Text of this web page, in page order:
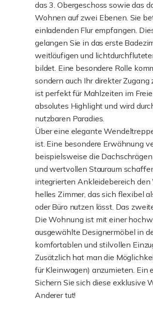
das 3. Obergeschoss sowie das
Wohnen auf zwei Ebenen. Sie
einladenden Flur empfangen.
gelangen Sie in das erste
weitläufigen und
bildet. Eine besondere Rolle
sondern auch Ihr direkter
ist perfekt für Mahlzeiten im
absolutes Highlight und wird
nutzbaren Paradies.
Über eine elegante
ist. Eine besondere Erwähnung
beispielsweise die
und wertvollen Stauraum
integrierten Ankleidebereich
helles Zimmer, das sich flexibel
oder Büro nutzen lässt. Das
Die Wohnung ist mit einer
ausgewählte Designermöbel in
komfortablen und stilvollen
Zusätzlich hat man die
für Kleinwagen) anzumieten.
Sichern Sie sich diese exklusive
Anderer tut!